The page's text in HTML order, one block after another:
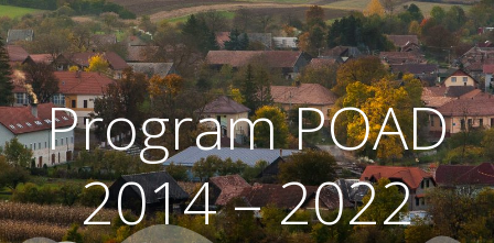
Program POAD
2014 – 2022